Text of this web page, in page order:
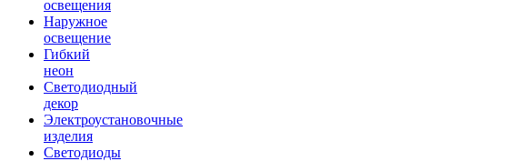
освещения
Наружное
освещение
Гибкий
неон
Светодиодный
декор
Электроустановочные
изделия
Светодиоды